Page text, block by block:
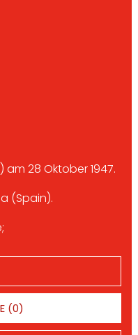
28 Oktober 1947.
(Spain).
(0)